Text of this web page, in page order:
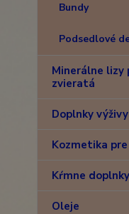
Bundy
Podsedlové
Minerálne lizy
zvieratá
Doplnky výživy
Kozmetika
Kŕmne doplnky
Oleje